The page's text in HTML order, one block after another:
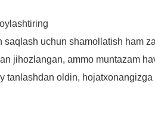
uchun shamollatish ham
jihozlangan, ammo muntazam
oldin,